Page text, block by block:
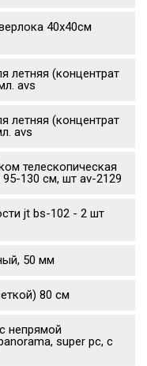
40х40см
летняя (концентрат
avs
летняя (концентрат
avs
телескопическая
130 см, шт av-2129
jt bs-102 - 2 шт
50 мм
80 см
непрямой
super pc, с